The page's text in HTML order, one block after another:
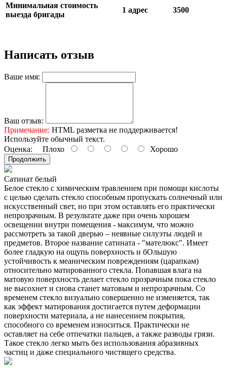
Минимальная стоимость
выезда бригады
1 адрес 3500
Написать отзыв
Ваше имя:
Ваш отзыв:
Примечание: HTML разметка не поддерживается!
Используйте обычный текст.
Оценка: Плохо Хорошо
Продолжить
Сатинат белый
Белое стекло с химическим травлением при помощи кислоты
с целью сделать стекло способным пропускать солнечный или
искусственный свет, но при этом оставлять его практически
непрозрачным. В результате даже при очень хорошем
освещении внутри помещения - максимум, что можно
рассмотреть за такой дверью – неявные силуэты людей и
предметов. Второе название сатината - "мателюкс". Имеет
более гладкую на ощупь поверхность и бОльшую
устойчивость к меаническим повреждениям (царапкам)
относительно матированного стекла. Попавшая влага на
матовую поверхность делает стекло прозрачным пока стекло
не высохнет и снова станет матовым и непрозрачным. Со
временем стекло визуально совершенно не изменяется, так
как эффект матирования достигается путем деформации
поверхности материала, а не нанесением покрытия,
способного со временем износиться. Практически не
оставляет на себе отпечатки пальцев, а также разводы грязи.
Такое стекло легко мыть без использования абразивных
частиц и даже специального чистящего средства.